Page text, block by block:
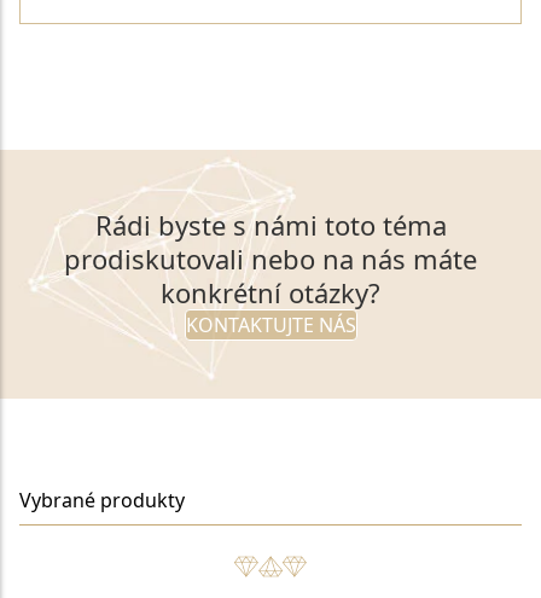
Rádi byste s námi toto téma
prodiskutovali nebo na nás máte
konkrétní otázky?
KONTAKTUJTE NÁS
Vybrané produkty